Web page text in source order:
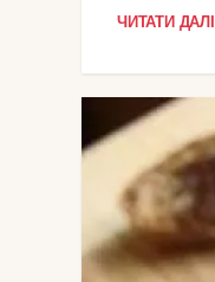
ЧИТАТИ ДАЛІ